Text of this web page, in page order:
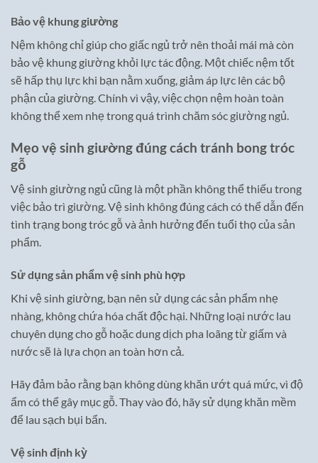
Bảo vệ khung giường
Nệm không chỉ giúp cho giấc ngủ trở nên thoải mái mà còn
bảo vệ khung giường khỏi lực tác động. Một chiếc nệm tốt
sẽ hấp thụ lực khi bạn nằm xuống, giảm áp lực lên các bộ
phận của giường. Chính vì vậy, việc chọn nệm hoàn toàn
không thể xem nhẹ trong quá trình chăm sóc giường ngủ.
Mẹo vệ sinh giường đúng cách tránh bong tróc
gỗ
Vệ sinh giường ngủ cũng là một phần không thể thiếu trong
việc bảo trì giường. Vệ sinh không đúng cách có thể dẫn đến
tình trạng bong tróc gỗ và ảnh hưởng đến tuổi thọ của sản
phẩm.
Sử dụng sản phẩm vệ sinh phù hợp
Khi vệ sinh giường, bạn nên sử dụng các sản phẩm nhẹ
nhàng, không chứa hóa chất độc hại. Những loại nước lau
chuyên dụng cho gỗ hoặc dung dịch pha loãng từ giấm và
nước sẽ là lựa chọn an toàn hơn cả.
Hãy đảm bảo rằng bạn không dùng khăn ướt quá mức, vì độ
ẩm có thể gây mục gỗ. Thay vào đó, hãy sử dụng khăn mềm
để lau sạch bụi bẩn.
Vệ sinh định kỳ